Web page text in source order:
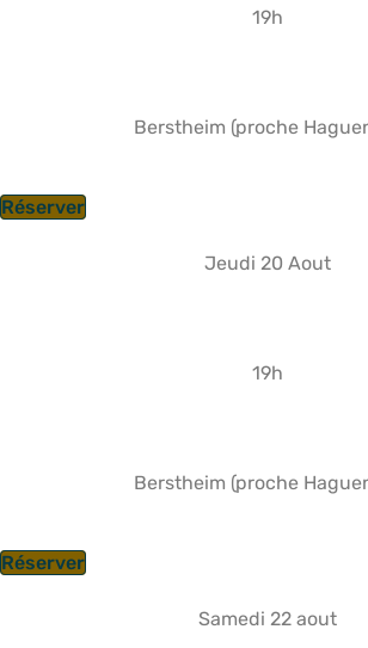
19h
Berstheim (proche
Réserver
Jeudi 20 Aout
19h
Berstheim (proche
Réserver
Samedi 22 aout